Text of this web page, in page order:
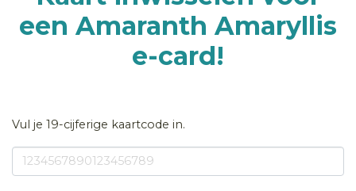
een Amaranth Amaryllis
e-card!
Vul je 19-cijferige kaartcode in.